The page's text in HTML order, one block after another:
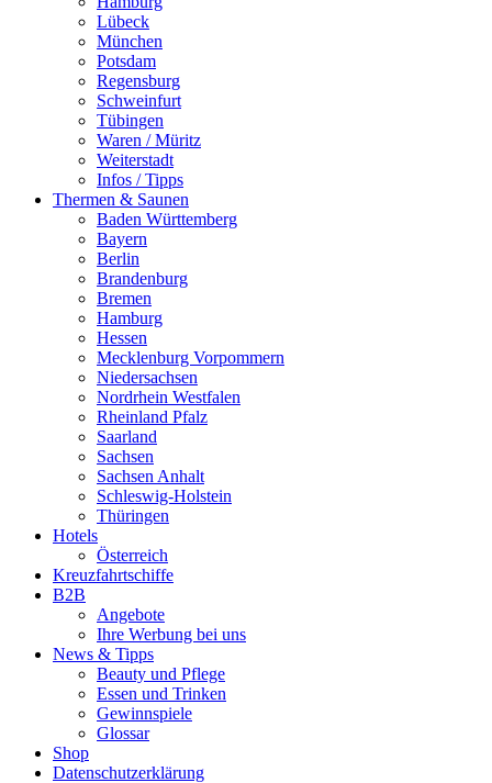
Lübeck
München
Potsdam
Regensburg
Schweinfurt
Tübingen
Waren / Müritz
Weiterstadt
Infos / Tipps
Thermen & Saunen
Baden Württemberg
Bayern
Berlin
Brandenburg
Bremen
Hamburg
Hessen
Mecklenburg Vorpommern
Niedersachsen
Nordrhein Westfalen
Rheinland Pfalz
Saarland
Sachsen
Sachsen Anhalt
Schleswig-Holstein
Thüringen
Hotels
Österreich
Kreuzfahrtschiffe
B2B
Angebote
Ihre Werbung bei uns
News & Tipps
Beauty und Pflege
Essen und Trinken
Gewinnspiele
Glossar
Shop
Datenschutzerklärung